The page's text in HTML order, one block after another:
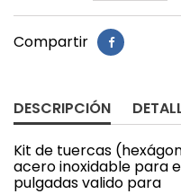
Compartir
DESCRIPCIÓN
Kit de tuercas
acero inoxidable para
pulgadas valido para